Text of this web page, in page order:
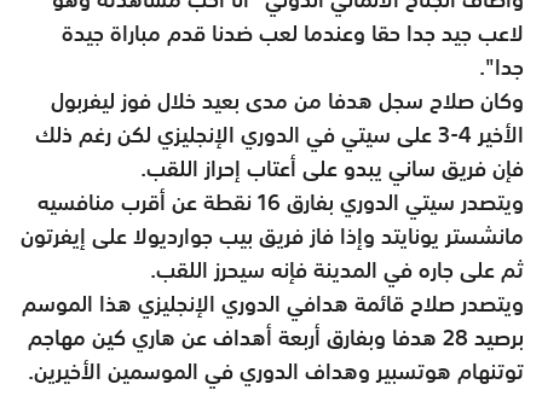
لاعب جيد جدا حقا وعندما لعب ضدنا قدم مباراة جيدة
جدا".
وكان صلاح سجل هدفا من مدى بعيد خلال فوز ليفربول
الأخير 4-3 على سيتي في الدوري الإنجليزي لكن رغم ذلك
فإن فريق ساني يبدو على أعتاب إحراز اللقب.
ويتصدر سيتي الدوري بفارق 16 نقطة عن أقرب منافسيه
مانشستر يونايتد وإذا فاز فريق بيب جوارديولا على إيفرتون
ثم على جاره في المدينة فإنه سيحرز اللقب.
ويتصدر صلاح قائمة هدافي الدوري الإنجليزي هذا الموسم
برصيد 28 هدفا وبفارق أربعة أهداف عن هاري كين مهاجم
توتنهام هوتسبير وهداف الدوري في الموسمين الأخيرين.